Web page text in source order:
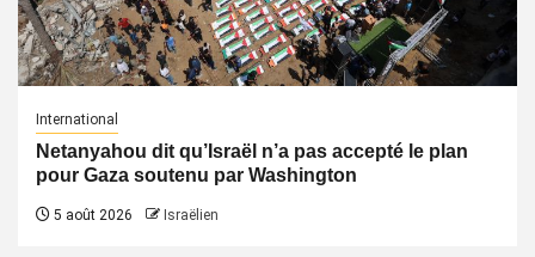
International
Netanyahou dit qu’Israël n’a pas accepté le plan
pour Gaza soutenu par Washington
5 août 2026 Israëlien